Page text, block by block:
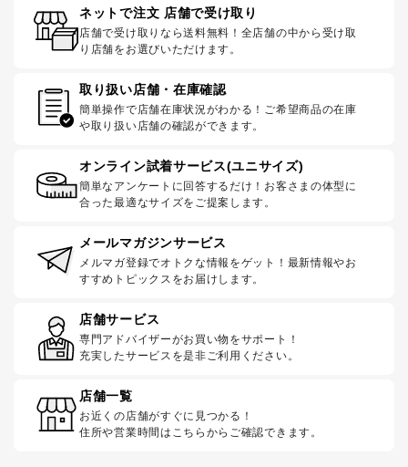
ネットで注文 店舗で受け取り
店舗で受け取りなら送料無料！全店舗の中から受け取
り店舗をお選びいただけます。
取り扱い店舗・在庫確認
簡単操作で店舗在庫状況がわかる！ご希望商品の在庫
や取り扱い店舗の確認ができます。
オンライン試着サービス(ユニサイズ)
簡単なアンケートに回答するだけ！お客さまの体型に
合った最適なサイズをご提案します。
メールマガジンサービス
メルマガ登録でオトクな情報をゲット！最新情報やお
すすめトピックスをお届けします。
店舗サービス
専門アドバイザーがお買い物をサポート！
充実したサービスを是非ご利用ください。
店舗一覧
お近くの店舗がすぐに見つかる！
住所や営業時間はこちらからご確認できます。